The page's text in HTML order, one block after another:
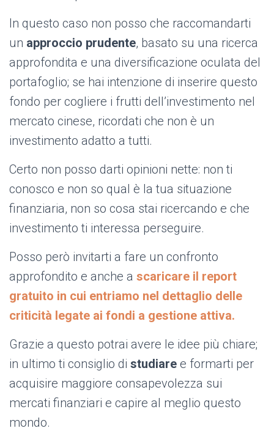
In questo caso non posso che raccomandarti
un approccio prudente, basato su una ricerca
approfondita e una diversificazione oculata del
portafoglio; se hai intenzione di inserire questo
fondo per cogliere i frutti dell’investimento nel
mercato cinese, ricordati che non è un
investimento adatto a tutti.
Certo non posso darti opinioni nette: non ti
conosco e non so qual è la tua situazione
finanziaria, non so cosa stai ricercando e che
investimento ti interessa perseguire.
Posso però invitarti a fare un confronto
approfondito e anche a scaricare il report
gratuito in cui entriamo nel dettaglio delle
criticità legate ai fondi a gestione attiva.
Grazie a questo potrai avere le idee più chiare;
in ultimo ti consiglio di studiare e formarti per
acquisire maggiore consapevolezza sui
mercati finanziari e capire al meglio questo
mondo.